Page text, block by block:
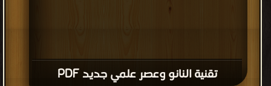
تقنية النانو وعصر علمي جديد PDF